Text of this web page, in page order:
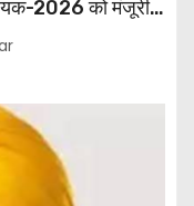
2026 को मंजूरी